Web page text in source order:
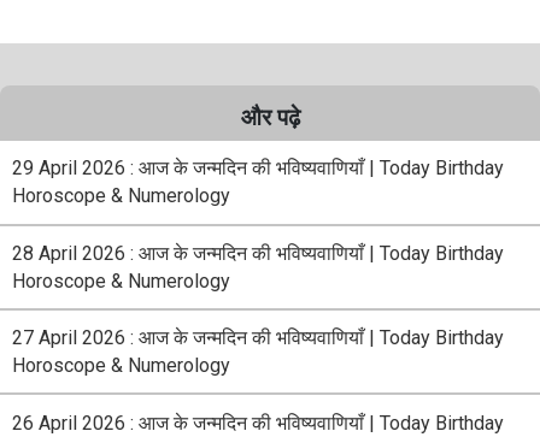
और पढ़े
29 April 2026 : आज के जन्मदिन की भविष्यवाणियाँ | Today Birthday
Horoscope & Numerology
28 April 2026 : आज के जन्मदिन की भविष्यवाणियाँ | Today Birthday
Horoscope & Numerology
27 April 2026 : आज के जन्मदिन की भविष्यवाणियाँ | Today Birthday
Horoscope & Numerology
26 April 2026 : आज के जन्मदिन की भविष्यवाणियाँ | Today Birthday